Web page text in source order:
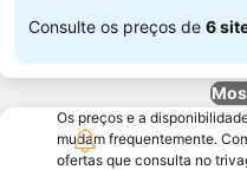
Consulte os preços de 6
Os preços e a
mudam frequentemente.
ofertas que consulta no